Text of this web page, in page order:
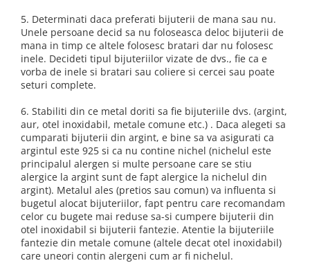
5. Determinati daca preferati bijuterii de mana sau nu.
Unele persoane decid sa nu foloseasca deloc bijuterii de
mana in timp ce altele folosesc bratari dar nu folosesc
inele. Decideti tipul bijuteriilor vizate de dvs., fie ca e
vorba de inele si bratari sau coliere si cercei sau poate
seturi complete.
6. Stabiliti din ce metal doriti sa fie bijuteriile dvs. (argint,
aur, otel inoxidabil, metale comune etc.) . Daca alegeti sa
cumparati bijuterii din argint, e bine sa va asigurati ca
argintul este 925 si ca nu contine nichel (nichelul este
principalul alergen si multe persoane care se stiu
alergice la argint sunt de fapt alergice la nichelul din
argint). Metalul ales (pretios sau comun) va influenta si
bugetul alocat bijuteriilor, fapt pentru care recomandam
celor cu bugete mai reduse sa-si cumpere bijuterii din
otel inoxidabil si bijuterii fantezie. Atentie la bijuteriile
fantezie din metale comune (altele decat otel inoxidabil)
care uneori contin alergeni cum ar fi nichelul.